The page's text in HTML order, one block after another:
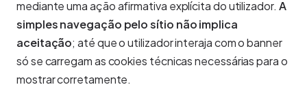
mediante uma ação afirmativa explícita do utilizador. A
simples navegação pelo sítio não implica
aceitação; até que o utilizador interaja com o banner
só se carregam as cookies técnicas necessárias para o
mostrar corretamente.